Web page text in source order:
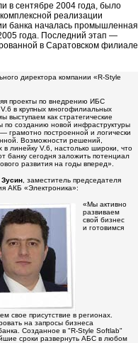
в сентябре 2004 года, было
реализации
банка началась промышленная
года. Последний этап —
в Саратовском филиале
директора компании «R-Style
проекты по внедрению ИБС
в крупных многофилиальных
выступаем как стратегические
по созданию новой инфраструктуры
грамотно построенной и логически
Возможности решений,
в линейку V.6, настолько широки, что
банку сегодня заложить потенциал
развития на годы вперед».
Зусин , заместитель председателя
АКБ «Электроника»:
«Мы активно
развиваем
свой бизнес
и готовимся
свое присутствие в регионах.
на запросы бизнеса
Созданное в "R-Style Softlab"
сроки развернуть АБС в любом